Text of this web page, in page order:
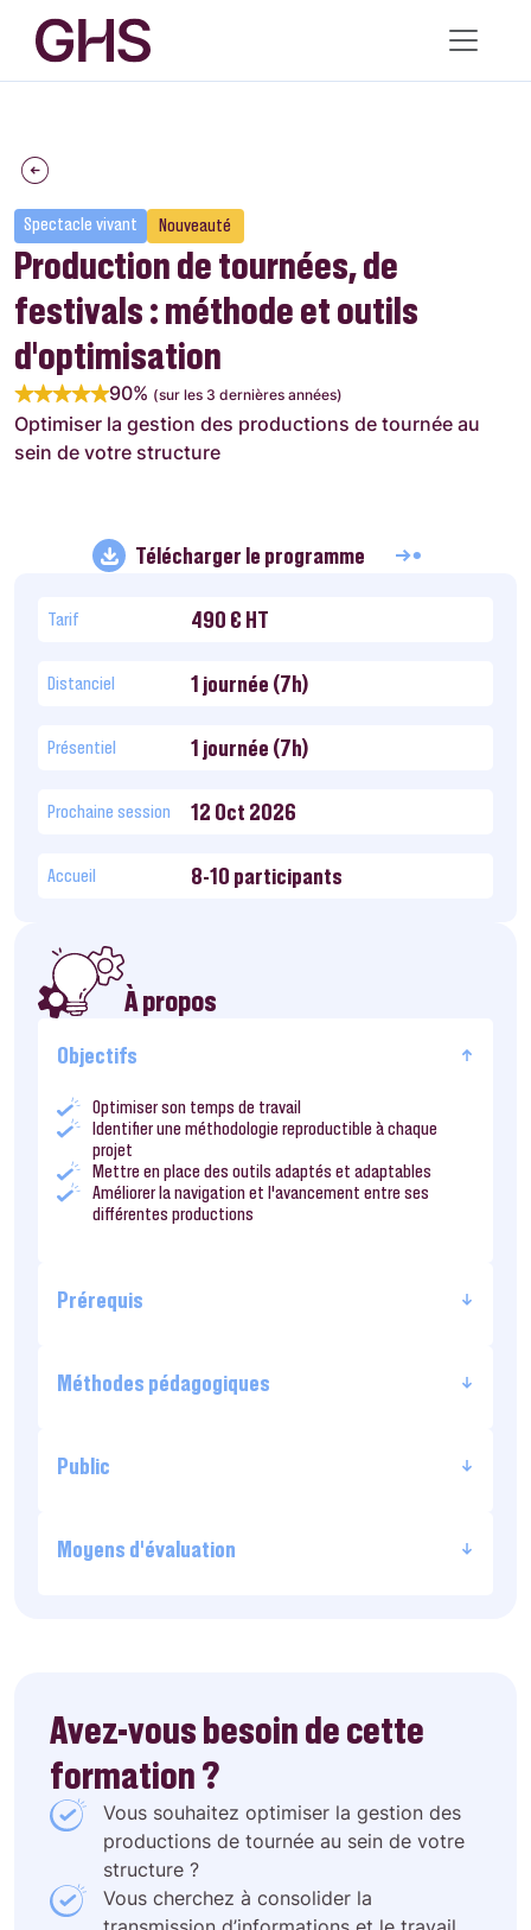
Spectacle vivant Nouveauté
Production de tournées, de
festivals : méthode et outils
d’optimisation
90% (sur les 3 dernières années)
Optimiser la gestion des productions de tournée au
sein de votre structure
Télécharger le programme
Tarif 490 € HT
Distanciel 1 journée (7h)
Présentiel 1 journée (7h)
Prochaine session 12 Oct 2026
Accueil 8-10 participants
À propos
Objectifs
Optimiser son temps de travail
Identifier une méthodologie reproductible à chaque
projet
Mettre en place des outils adaptés et adaptables
Améliorer la navigation et l’avancement entre ses
différentes productions
Prérequis
Méthodes pédagogiques
Public
Moyens d’évaluation
Avez-vous besoin de cette
formation ?
Vous souhaitez optimiser la gestion des
productions de tournée au sein de votre
structure ?
Vous cherchez à consolider la